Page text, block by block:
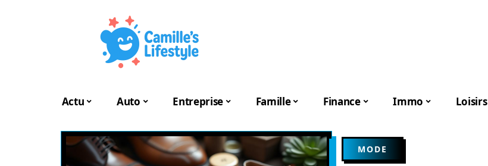
Actu Auto Entreprise Famille Finance Immo Loisirs
MODE